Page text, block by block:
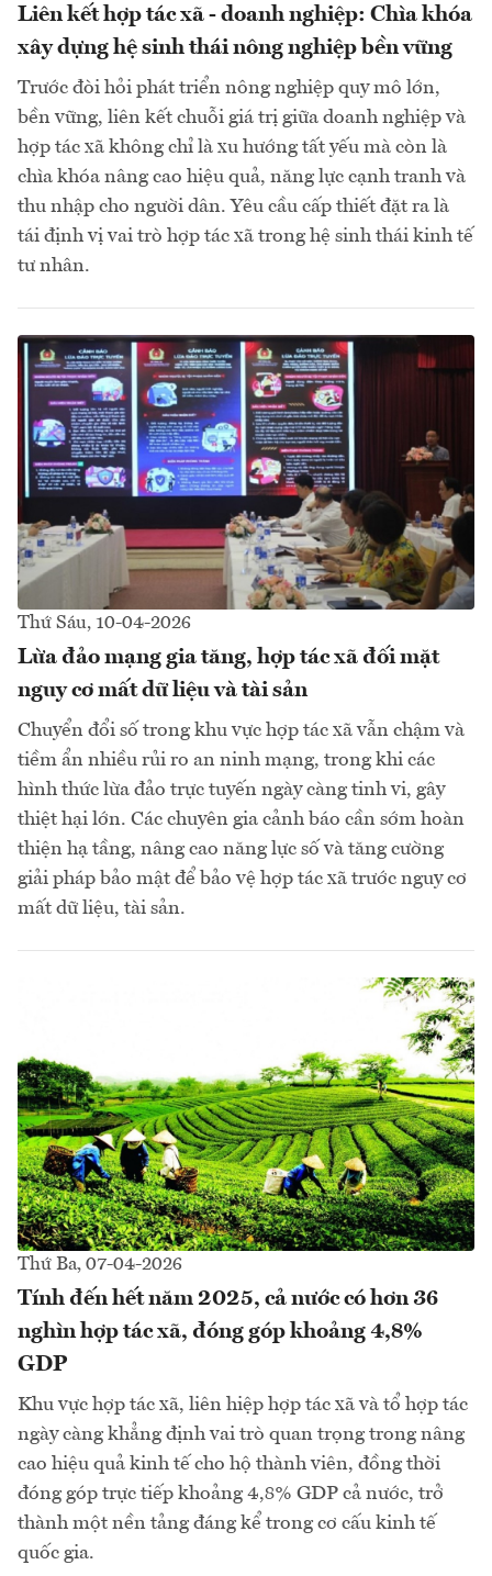
Liên kết hợp tác xã - doanh nghiệp: Chìa khóa
xây dựng hệ sinh thái nông nghiệp bền vững
Trước đòi hỏi phát triển nông nghiệp quy mô lớn,
bền vững, liên kết chuỗi giá trị giữa doanh nghiệp và
hợp tác xã không chỉ là xu hướng tất yếu mà còn là
chìa khóa nâng cao hiệu quả, năng lực cạnh tranh và
thu nhập cho người dân. Yêu cầu cấp thiết đặt ra là
tái định vị vai trò hợp tác xã trong hệ sinh thái kinh tế
tư nhân.
Thứ Sáu, 10-04-2026
Lừa đảo mạng gia tăng, hợp tác xã đối mặt
nguy cơ mất dữ liệu và tài sản
Chuyển đổi số trong khu vực hợp tác xã vẫn chậm và
tiềm ẩn nhiều rủi ro an ninh mạng, trong khi các
hình thức lừa đảo trực tuyến ngày càng tinh vi, gây
thiệt hại lớn. Các chuyên gia cảnh báo cần sớm hoàn
thiện hạ tầng, nâng cao năng lực số và tăng cường
giải pháp bảo mật để bảo vệ hợp tác xã trước nguy cơ
mất dữ liệu, tài sản.
Thứ Ba, 07-04-2026
Tính đến hết năm 2025, cả nước có hơn 36
nghìn hợp tác xã, đóng góp khoảng 4,8%
GDP
Khu vực hợp tác xã, liên hiệp hợp tác xã và tổ hợp tác
ngày càng khẳng định vai trò quan trọng trong nâng
cao hiệu quả kinh tế cho hộ thành viên, đồng thời
đóng góp trực tiếp khoảng 4,8% GDP cả nước, trở
thành một nền tảng đáng kể trong cơ cấu kinh tế
quốc gia.